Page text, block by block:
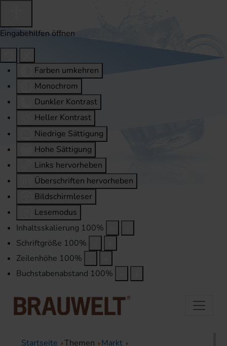
Eingabehilfen öffnen
Farben umkehren
Monochrom
Dunkler Kontrast
Heller Kontrast
Niedrige Sättigung
Hohe Sättigung
Links hervorheben
Überschriften hervorheben
Bildschirmleser
Lesemodus
Inhaltsskalierung 100%
Schriftgröße 100%
Zeilenhöhe 100%
Buchstabenabstand 100%
Startseite Themen
Markt